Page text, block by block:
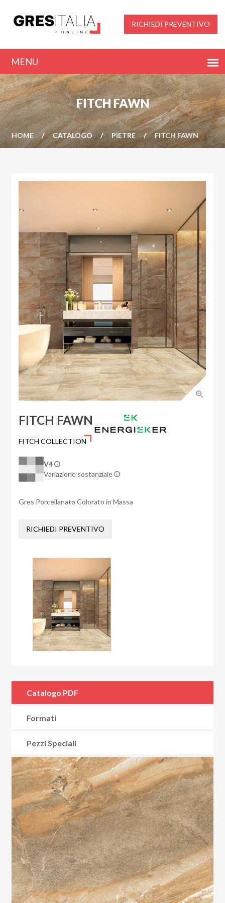
RICHIEDI PREVENTIVO
FITCH FAWN
HOME CATALOGO PIETRE FITCH FAWN
FITCH FAWN
FITCH COLLECTION
V4
Variazione sostanziale
Gres Porcellanato Colorato in Massa
RICHIEDI PREVENTIVO
Catalogo PDF
Formati
Pezzi Speciali